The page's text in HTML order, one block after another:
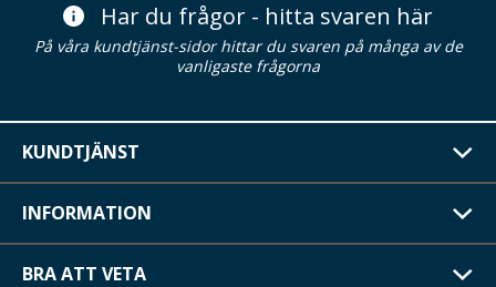
Har du frågor - hitta svaren här
På våra kundtjänst-sidor hittar du svaren på många av de
vanligaste frågorna
KUNDTJÄNST
INFORMATION
BRA ATT VETA